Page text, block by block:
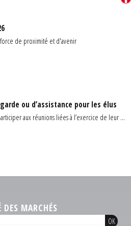
de proximité et d'avenir
ou d’assistance pour les élus
aux réunions liées à l’exercice de leur ...
MARCHÉS